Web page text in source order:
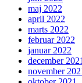
maj 2022
april 2022
marts 2022
februar 2022
januar 2022
december 2021
november